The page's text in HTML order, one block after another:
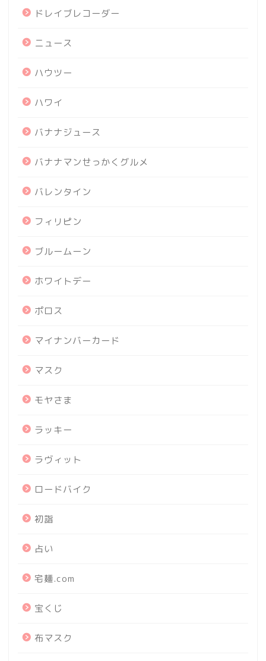
ドレイブレコーダー
ニュース
ハウツー
ハワイ
バナナジュース
バナナマンせっかくグルメ
バレンタイン
フィリピン
ブルームーン
ホワイトデー
ポロス
マイナンバーカード
マスク
モヤさま
ラッキー
ラヴィット
ロードバイク
初詣
占い
宅麺.com
宝くじ
布マスク